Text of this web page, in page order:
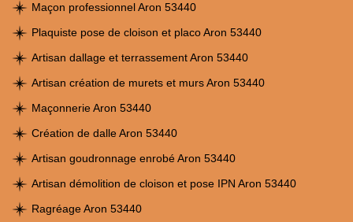
Maçon professionnel Aron 53440
Plaquiste pose de cloison et placo Aron 53440
Artisan dallage et terrassement Aron 53440
Artisan création de murets et murs Aron 53440
Maçonnerie Aron 53440
Création de dalle Aron 53440
Artisan goudronnage enrobé Aron 53440
Artisan démolition de cloison et pose IPN Aron 53440
Ragréage Aron 53440